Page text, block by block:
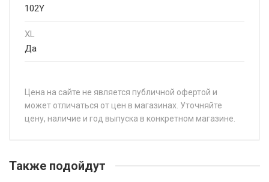
102Y
XL
Да
Цена на сайте не является публичной офертой и
может отличаться от цен в магазинах. Уточняйте
цену, наличие и год выпуска в конкретном магазине.
Ikon Tyres (Nokian Tyres) Autograph Ultra 2 215/50R17
Также подойдут